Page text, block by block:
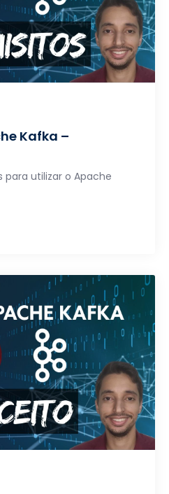
Kafka –
para utilizar o Apache